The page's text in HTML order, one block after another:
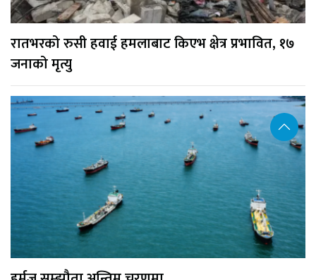
रातभरको रुसी हवाई हमलाबाट किएभ क्षेत्र प्रभावित, १७
जनाको मृत्यु